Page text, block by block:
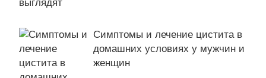
Симптомы и лечение цистита в
домашних условиях у мужчин и
женщин